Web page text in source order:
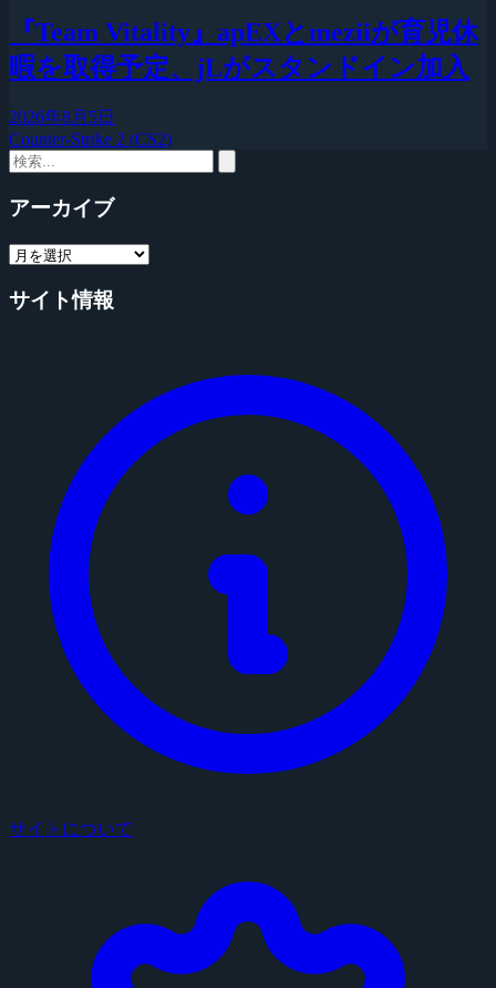
『Team Vitality』apEXとmeziiが育児休
暇を取得予定、jLがスタンドイン加入
2026年8月5日
Counter-Strike 2 (CS2)
アーカイブ
サイト情報
サイトについて